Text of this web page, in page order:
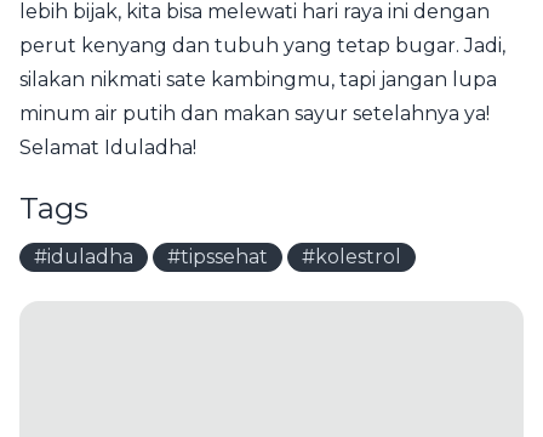
lebih bijak, kita bisa melewati hari raya ini dengan
perut kenyang dan tubuh yang tetap bugar. Jadi,
silakan nikmati sate kambingmu, tapi jangan lupa
minum air putih dan makan sayur setelahnya ya!
Selamat Iduladha!
Tags
#iduladha #tipssehat #kolestrol